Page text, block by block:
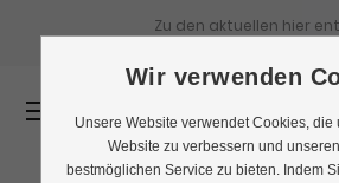
Zu den aktuellen hier
Wir verwenden
Unsere Website verwendet Cookies, die
Website zu verbessern und
bestmöglichen Service zu bieten. Indem